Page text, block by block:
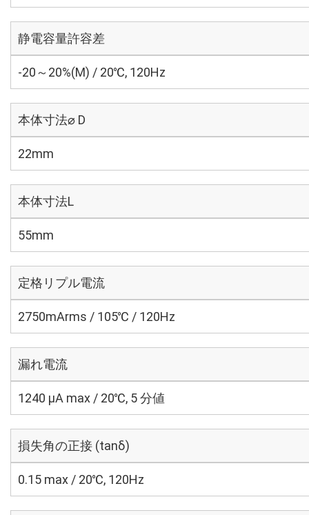
静電容量許容差
-20～20%(M) / 20℃, 120Hz
本体寸法⌀ D
22mm
本体寸法L
55mm
定格リプル電流
2750mArms / 105℃ / 120Hz
漏れ電流
1240 μA max / 20℃, 5 分値
損失角の正接 (tanδ)
0.15 max / 20℃, 120Hz